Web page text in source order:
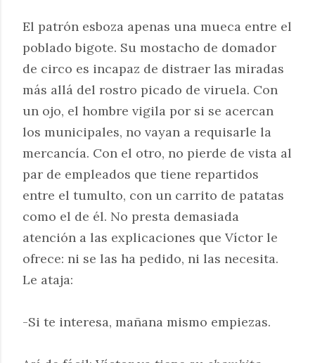
El patrón esboza apenas una mueca entre el
poblado bigote. Su mostacho de domador
de circo es incapaz de distraer las miradas
más allá del rostro picado de viruela. Con
un ojo, el hombre vigila por si se acercan
los municipales, no vayan a requisarle la
mercancía. Con el otro, no pierde de vista al
par de empleados que tiene repartidos
entre el tumulto, con un carrito de patatas
como el de él. No presta demasiada
atención a las explicaciones que Víctor le
ofrece: ni se las ha pedido, ni las necesita.
Le ataja:
-Si te interesa, mañana mismo empiezas.